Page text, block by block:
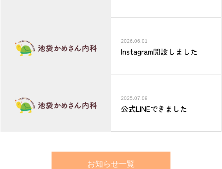
2026.06.01
Instagram開設しました
2025.07.09
公式LINEできました
お知らせ一覧